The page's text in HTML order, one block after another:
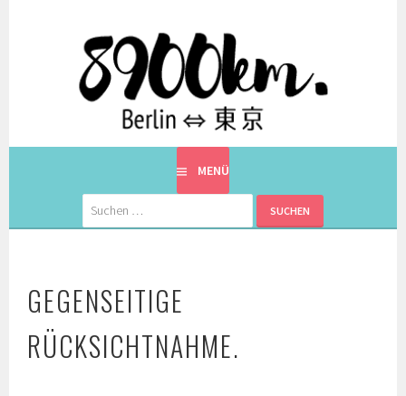
8900KM. BERLIN ⇔ 東京
EINE BERLINERIN IN JAPAN. MIT EINEM JAPANER.
MENÜ
Suchen
nach:
GEGENSEITIGE
RÜCKSICHTNAHME.